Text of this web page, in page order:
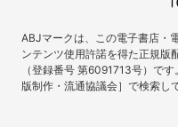
ABJマークは、この電子書店・
ンテンツ使用許諾を得た正規版
（登録番号 第6091713号）で
版制作・流通協議会］で検索し